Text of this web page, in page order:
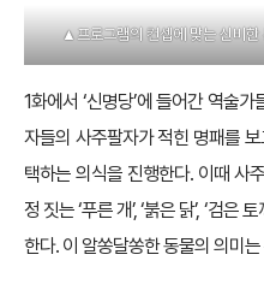
▲프로그램의 컨셉에 맞는 신비한
1화에서 ‘신명당’에 들어간 역술
자들의 사주팔자가 적힌 명패를
택하는 의식을 진행한다. 이때 사
정 짓는 ‘푸른 개’, ‘붉은 닭’, ‘검은
한다. 이 알쏭달쏭한 동물의 의미